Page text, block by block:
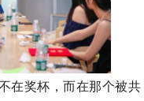
在奖杯，而在那个被共